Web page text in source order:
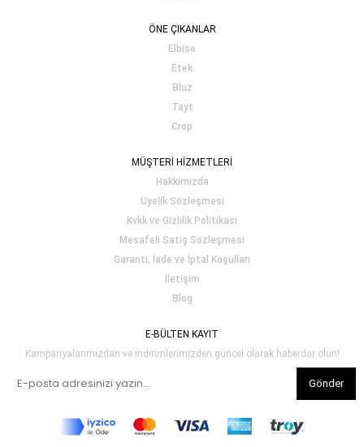
ÖNE ÇIKANLAR
Elbise
Etek
Bluz
Tayt
Crop
MÜŞTERİ HİZMETLERİ
Hakkımızda
Üyelik Sözleşmesi
Kvkk ve Gizlilik Politikası
Mesafeli Satış Sözleşmesi
Garanti, İade ve İptal Koşulları
İletişim
Blog
E-BÜLTEN KAYIT
Kampanyalarımızdan ve indirimlerimizden güncel olarak haberdar olun!
Gönder